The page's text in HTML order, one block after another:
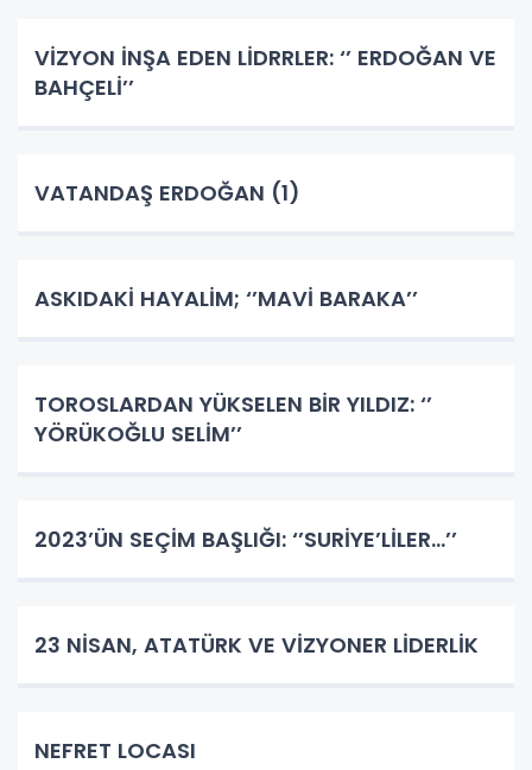
VİZYON İNŞA EDEN LİDRRLER: ‘’ ERDOĞAN VE
BAHÇELİ’’
VATANDAŞ ERDOĞAN (1)
ASKIDAKİ HAYALİM; ‘’MAVİ BARAKA’’
TOROSLARDAN YÜKSELEN BİR YILDIZ: ‘’
YÖRÜKOĞLU SELİM’’
2023’ÜN SEÇİM BAŞLIĞI: ‘’SURİYE’LİLER…’’
23 NİSAN, ATATÜRK VE VİZYONER LİDERLİK
NEFRET LOCASI